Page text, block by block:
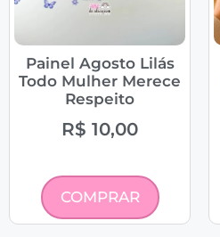
Painel Agosto Lilás
Todo Mulher Merece
Respeito
R$ 10,00
COMPRAR